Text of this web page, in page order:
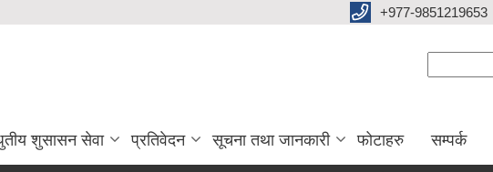
+977-9851219653
शुसासन सेवा प्रतिवेदन सूचना तथा जानकारी फोटाहरु सम्पर्क